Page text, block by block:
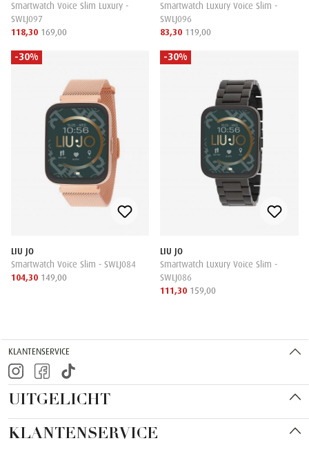
Smartwatch Voice Slim Luxury -
SWLJ097
118,30 169,00
Smartwatch Luxury Voice Slim -
SWLJ096
83,30 119,00
-30%
LIU JO
Smartwatch Voice Slim - SWLJ084
104,30 149,00
-30%
LIU JO
Smartwatch Luxury Voice Slim -
SWLJ086
111,30 159,00
KLANTENSERVICE
UITGELICHT
KLANTENSERVICE